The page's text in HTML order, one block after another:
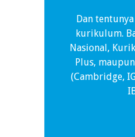
Dan
kurikulum.
Nasional,
Plus,
(Cambridge,